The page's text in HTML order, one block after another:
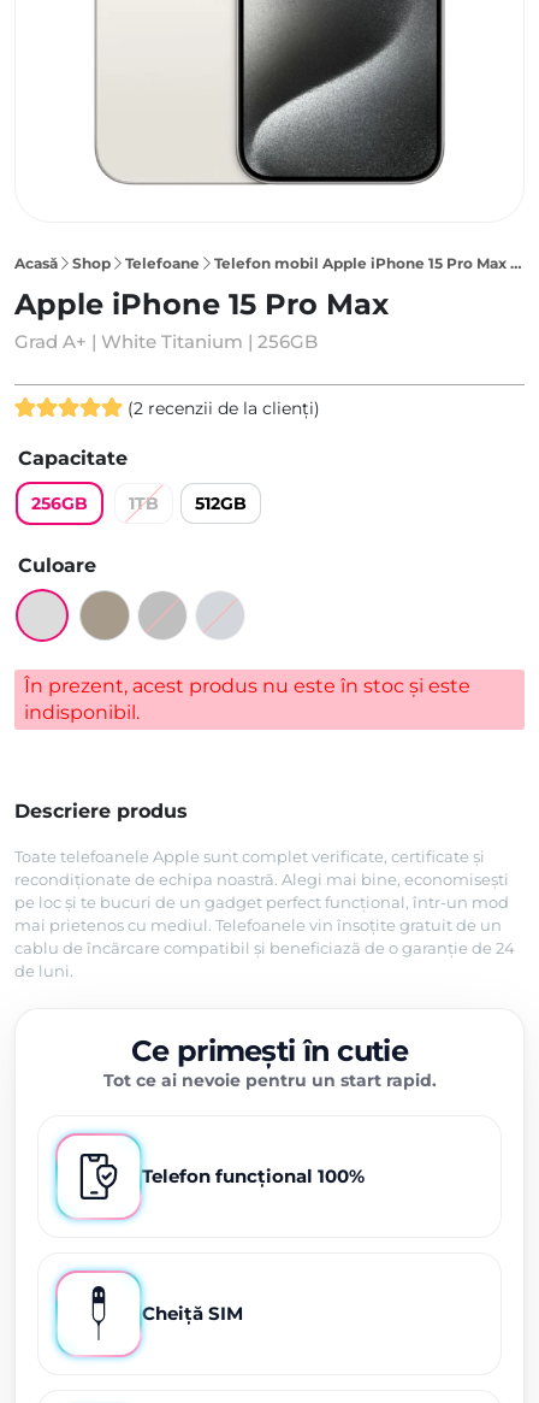
Acasă Shop Telefoane Telefon mobil Apple iPhone 15 Pro Max 256GB, White Titanium
Apple iPhone 15 Pro Max
Grad A+ | White Titanium | 256GB
5.00din 5
pe baza a
evaluări de
la clienți
(2 recenzii de la clienți)
Capacitate
256GB 1TB 512GB
Culoare
În prezent, acest produs nu este în stoc și este
indisponibil.
Descriere produs
Toate telefoanele Apple sunt complet verificate, certificate și
recondiționate de echipa noastră. Alegi mai bine, economisești
pe loc și te bucuri de un gadget perfect funcțional, într-un mod
mai prietenos cu mediul. Telefoanele vin însoțite gratuit de un
cablu de încărcare compatibil și beneficiază de o garanție de 24
de luni.
Ce primești în cutie
Tot ce ai nevoie pentru un start rapid.
Telefon funcțional 100%
Cheiță SIM